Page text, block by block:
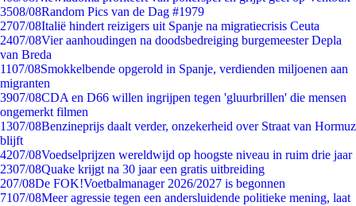
3508/08Random Pics van de Dag #1979
2707/08Italië hindert reizigers uit Spanje na migratiecrisis Ceuta
2407/08Vier aanhoudingen na doodsbedreiging burgemeester Depla
van Breda
1107/08Smokkelbende opgerold in Spanje, verdienden miljoenen aan
migranten
3907/08CDA en D66 willen ingrijpen tegen 'gluurbrillen' die mensen
ongemerkt filmen
1307/08Benzineprijs daalt verder, onzekerheid over Straat van Hormuz
blijft
4207/08Voedselprijzen wereldwijd op hoogste niveau in ruim drie jaar
2307/08Quake krijgt na 30 jaar een gratis uitbreiding
207/08De FOK!Voetbalmanager 2026/2027 is begonnen
7107/08Meer agressie tegen een andersluidende politieke mening, laat